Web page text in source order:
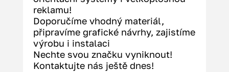
reklamu!
Doporučíme vhodný materiál,
připravíme grafické návrhy, zajistíme
výrobu i instalaci
Nechte svou značku vyniknout!
Kontaktujte nás ještě dnes!